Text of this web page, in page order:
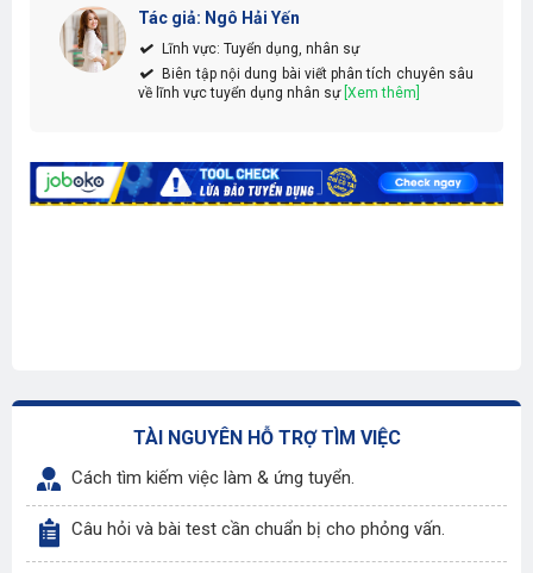
Tác giả: Ngô Hải Yến
Lĩnh vực: Tuyển dụng, nhân sự
Biên tập nội dung bài viết phân tích chuyên sâu
về lĩnh vực tuyển dụng nhân sự [Xem thêm]
TÀI NGUYÊN HỖ TRỢ TÌM VIỆC
Cách tìm kiếm việc làm & ứng tuyển.
Câu hỏi và bài test cần chuẩn bị cho phỏng vấn.